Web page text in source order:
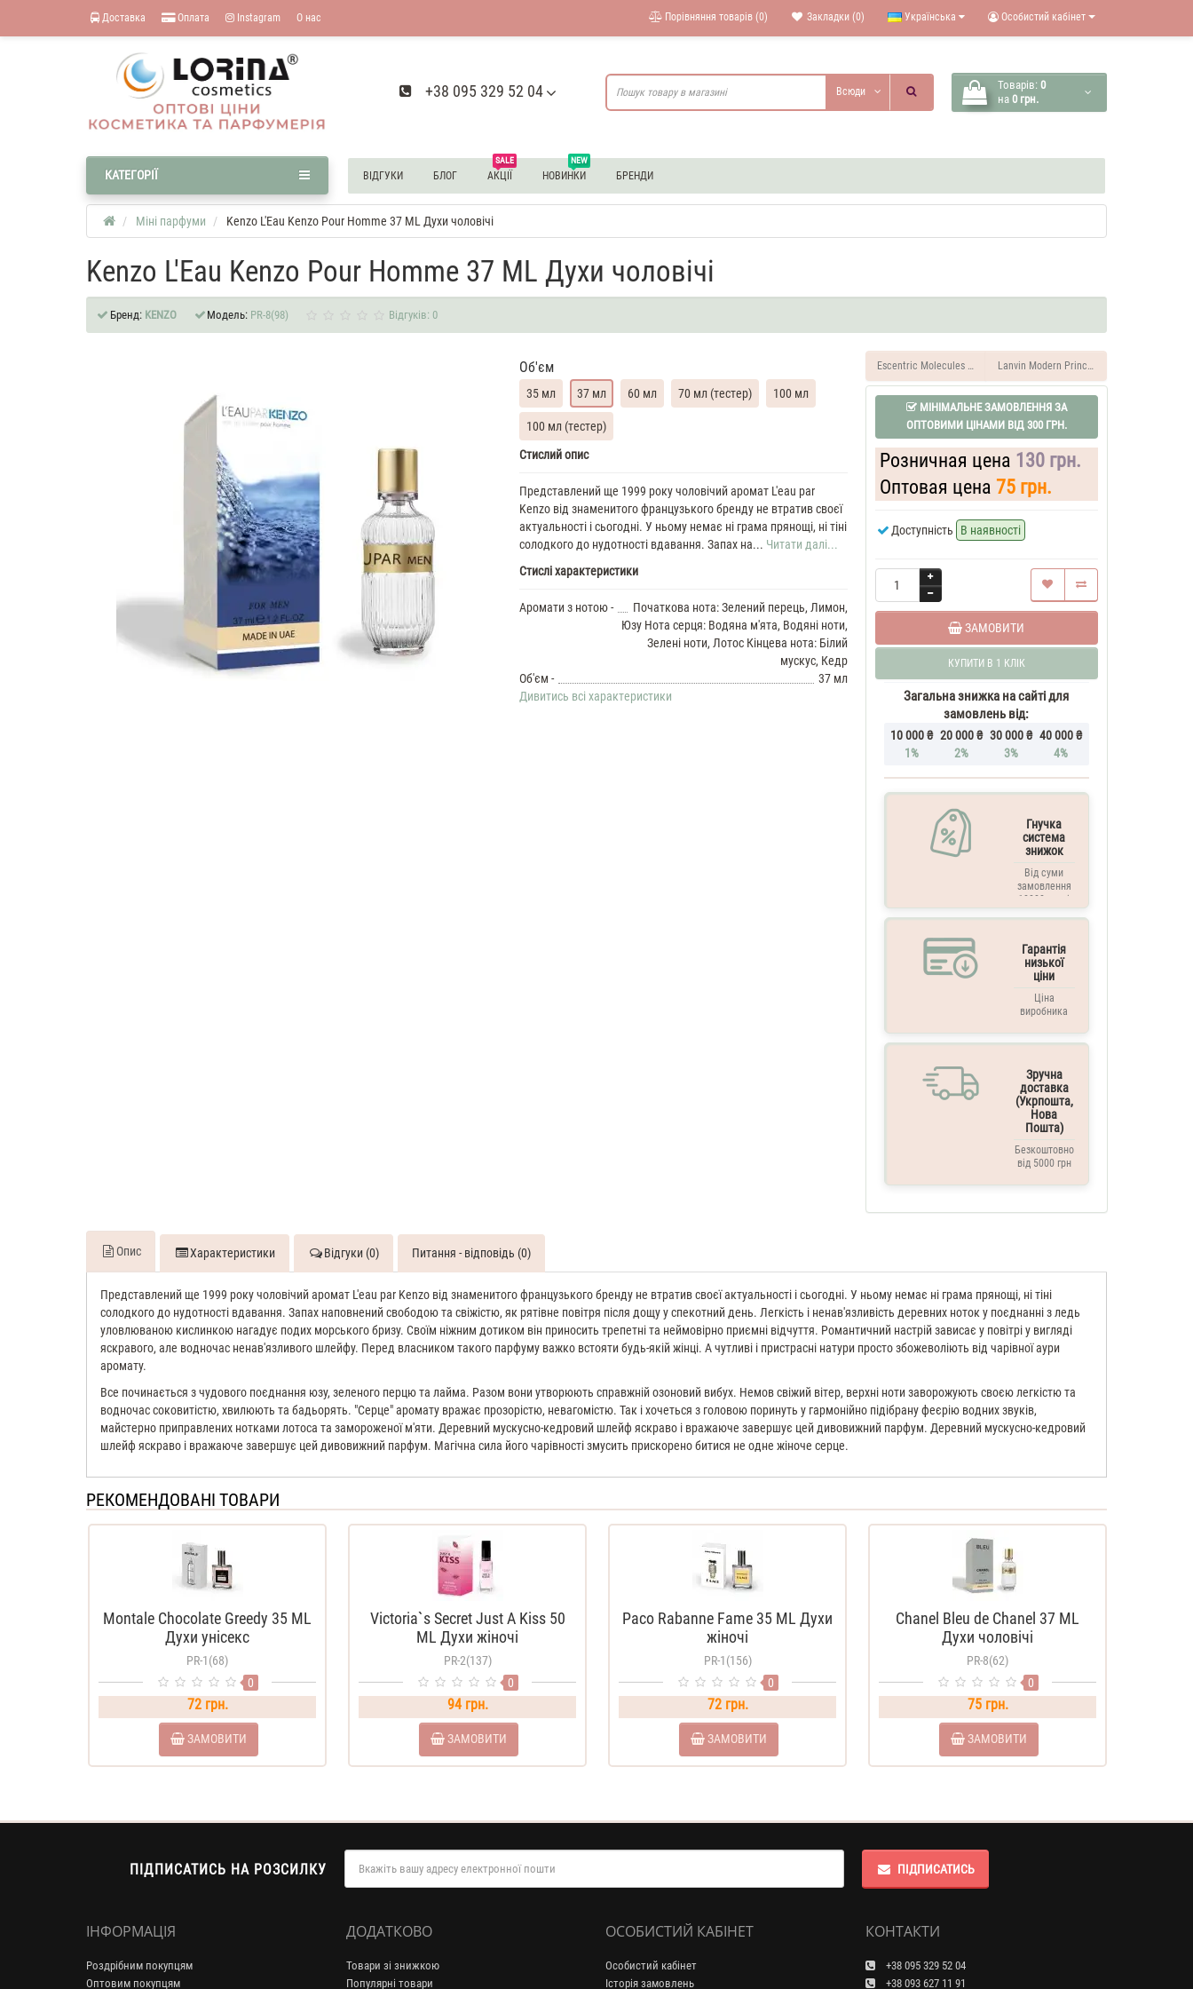
Доставка Оплата Instagram О нас Особистий кабінет
Українська
Закладки (0)
Порівняння товарів (0)
+38 095 329 52 04 Товарів: 0
на 0 грн.
Всюди
ВІДГУКИ БЛОГ
SALE
АКЦІЇ
NEW
НОВИНКИ БРЕНДИ
КАТЕГОРІЇ
Міні парфуми Kenzo L'Eau Kenzo Pour Homme 37 ML Духи чоловічі
Kenzo L'Eau Kenzo Pour Homme 37 ML Духи чоловічі
Бренд: KENZO Модель: PR-8(98) Відгуків: 0
Об'єм
35 мл 37 мл 60 мл 70 мл (тестер) 100 мл
100 мл (тестер)
Kenzo
Kenzo
Pour
Homme
35
Духи
LEau
37
ML
100
ML
Духи
чоловічі
тестер
Стислий опис
Представлений ще 1999 року чоловічий аромат L'eau par
Kenzo від знаменитого французького бренду не втратив своєї
актуальності і сьогодні. У ньому немає ні грама прянощі, ні тіні
солодкого до нудотності вдавання. Запах на... Читати далі...
Стислі характеристики
Аромати з нотою -
Початкова нота: Зелений перець, Лимон,
Юзу Нота серця: Водяна м'ята, Водяні ноти,
Зелені ноти, Лотос Кінцева нота: Білий
мускус, Кедр
Об'єм -
37 мл
Дивитись всі характеристики
Escentric Molecules Molecule 02 37 ML Духи унісекс
Lanvin Modern Princess 37 ML Духи жіночі
МІНІМАЛЬНЕ ЗАМОВЛЕННЯ ЗА
ОПТОВИМИ ЦІНАМИ ВІД 300 ГРН.
Розничная цена 130 грн.
Оптовая цена 75 грн.
Доступність В наявності
ЗАМОВИТИ
КУПИТИ В 1 КЛІК
Загальна знижка на сайті для
замовлень від:
10 000 ₴
1%
20 000 ₴
2%
30 000 ₴
3%
40 000 ₴
4%
Гнучка
система
знижок
Від суми
замовлення
10000 грн. і
вище
Гарантія
низької
ціни
Ціна
виробника
Зручна
доставка
(Укрпошта,
Нова
Пошта)
Безкоштовно
від 5000 грн
Опис Характеристики Відгуки (0) Питання - відповідь (0)
Представлений ще 1999 року чоловічий аромат L'eau par Kenzo від знаменитого французького бренду не втратив своєї актуальності і сьогодні. У ньому немає ні грама прянощі, ні тіні
солодкого до нудотності вдавання. Запах наповнений свободою та свіжістю, як рятівне повітря після дощу у спекотний день. Легкість і ненав'язливість деревних ноток у поєднанні з ледь
уловлюваною кислинкою нагадує подих морського бризу. Своїм ніжним дотиком він приносить трепетні та неймовірно приємні відчуття. Романтичний настрій зависає у повітрі у вигляді
яскравого, але водночас ненав'язливого шлейфу. Перед власником такого парфуму важко встояти будь-якій жінці. А чутливі і пристрасні натури просто збожеволіють від чарівної аури
аромату.
Все починається з чудового поєднання юзу, зеленого перцю та лайма. Разом вони утворюють справжній озоновий вибух. Немов свіжий вітер, верхні ноти заворожують своєю легкістю та
водночас соковитістю, хвилюють та бадьорять. "Серце" аромату вражає прозорістю, невагомістю. Так і хочеться з головою поринуть у гармонійно підібрану феєрію водних звуків,
майстерно приправлених нотками лотоса та замороженої м'яти. Деревний мускусно-кедровий шлейф яскраво і вражаюче завершує цей дивовижний парфум. Деревний мускусно-кедровий
шлейф яскраво і вражаюче завершує цей дивовижний парфум. Магічна сила його чарівності змусить прискорено битися не одне жіноче серце.
РЕКОМЕНДОВАНІ ТОВАРИ
Montale Chocolate Greedy 35 ML
Духи унісекс
PR-1(68)
0
72 грн.
ЗАМОВИТИ
Victoria`s Secret Just A Kiss 50
ML Духи жіночі
PR-2(137)
0
94 грн.
ЗАМОВИТИ
Paco Rabanne Fame 35 ML Духи
жіночі
PR-1(156)
0
72 грн.
ЗАМОВИТИ
Chanel Bleu de Chanel 37 ML
Духи чоловічі
PR-8(62)
0
75 грн.
ЗАМОВИТИ
ПІДПИСАТИСЬ НА РОЗСИЛКУ ПІДПИСАТИСЬ
ІНФОРМАЦІЯ
Роздрібним покупцям
Оптовим покупцям
ДОДАТКОВО
Товари зі знижкою
Популярні товари
ОСОБИСТИЙ КАБІНЕТ
Особистий кабінет
Історія замовлень
КОНТАКТИ
+38 095 329 52 04
+38 093 627 11 91